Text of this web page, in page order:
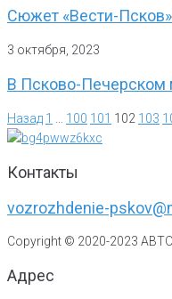
Сюжет «Вести-
3 октября, 2023
В Псково-Печерском
Назад 1 100 101 102 103
Контакты
vozrozhdenie-
Copyright © 2020-2023
Адрес